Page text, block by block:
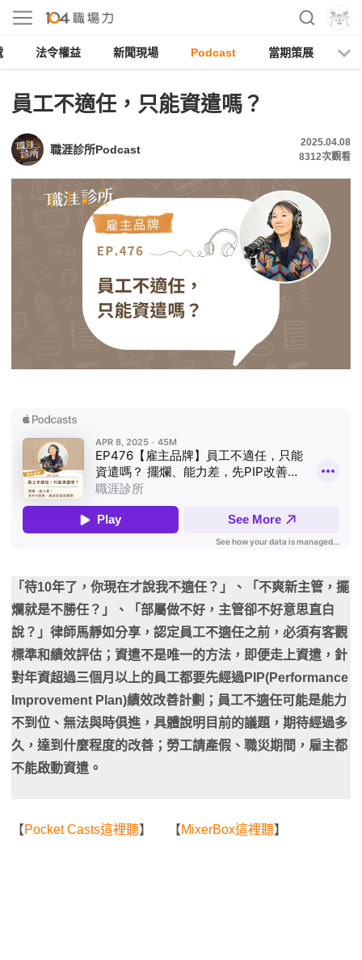
法令權益 新聞現場 Podcast 當期策展
員工不適任，只能資遣嗎？
職涯診所Podcast
2025.04.08
8312次觀看
「待10年了，你現在才說我不適任？」、「不爽新主管，擺
爛就是不勝任？」、「部屬做不好，主管卻不好意思直白
說？」律師馬靜如分享，認定員工不適任之前，必須有客觀
標準和績效評估；資遣不是唯一的方法，即便走上資遣，針
對年資超過三個月以上的員工都要先經過PIP(Performance
Improvement Plan)績效改善計劃；員工不適任可能是能力
不到位、無法與時俱進，具體說明目前的議題，期待經過多
久，達到什麼程度的改善；勞工請產假、職災期間，雇主都
不能啟動資遣。
【Pocket Casts這裡聽】 【MixerBox這裡聽】